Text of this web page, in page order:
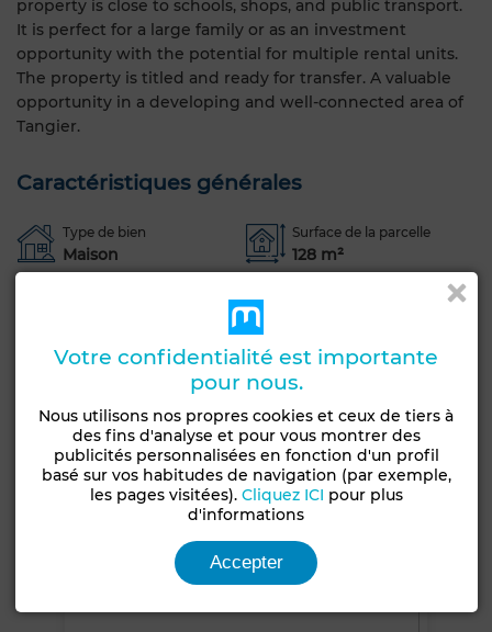
property is close to schools, shops, and public transport.
It is perfect for a large family or as an investment
opportunity with the potential for multiple rental units.
The property is titled and ready for transfer. A valuable
opportunity in a developing and well-connected area of
Tangier.
Caractéristiques générales
Type de bien
Maison
Surface de la parcelle
128 m²
Orientation Type du sol
Marbre
Nombre d'étages
Garage
Voir plus de photos
Votre confidentialité est importante
pour nous.
Nous utilisons nos propres cookies et ceux de tiers à
des fins d'analyse et pour vous montrer des
publicités personnalisées en fonction d'un profil
basé sur vos habitudes de navigation (par exemple,
les pages visitées). Cliquez ICI pour plus
d'informations
Accepter